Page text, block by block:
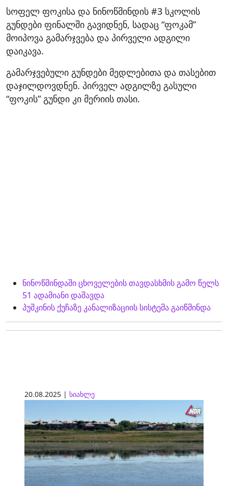
სოფელ ფოკისა და ნინოწმინდის #3 სკოლის
გუნდები ფინალში გავიდნენ, სადაც “ფოკამ”
მოიპოვა გამარჯვება და პირველი ადგილი
დაიკავა.
გამარჯვებული გუნდები მედლებითა და თასებით
დაჯილდოვდნენ. პირველ ადგილზე გასული
“ფოკის” გუნდი კი მერიის თასი.
ნინოწმინდაში ცხოველების თავდასხმის გამო წელს
51 ადამიანი დაშავდა
პუშკინის ქუჩაზე კანალიზაციის სისტემა გაიწმინდა
20.08.2025 | სიახლე